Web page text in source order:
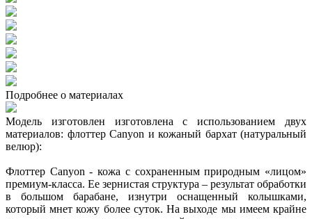
Подробнее о материалах
Модель изготовлен изготовлена с использованием двух
материалов: флоттер Canyon и кожаный бархат (натуральный
велюр):
Флоттер Canyon - кожа с сохраненным природным «лицом»
премиум-класса. Ее зернистая структура – результат обработки
в большом барабане, изнутри оснащенный колышками,
который мнет кожу более суток. На выходе мы имеем крайне